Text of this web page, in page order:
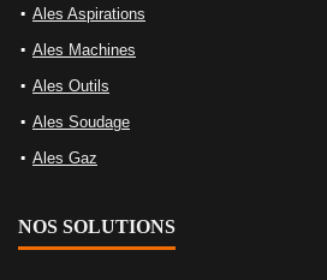
Ales Aspirations
Ales Machines
Ales Outils
Ales Soudage
Ales Gaz
NOS SOLUTIONS